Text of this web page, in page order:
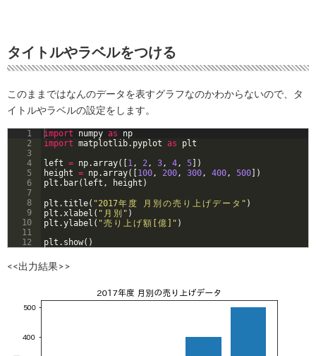
タイトルやラベルをつける
このままではなんのデータを表すグラフなのかわからないので、タ
イトルやラベルの設定をします。
1
2
3
4
5
6
7
8
9
10
11
12
import numpy as
np
import matplotlib. pyplot as
plt
left = np.array([ 1, 2, 3, 4, 5 ])
height = np.array([ 100, 200, 300, 400, 500 ])
plt . bar( left , height )
plt .title( "2017年 度 月 別 の売 り 上 げデ ー タ " )
plt .xlabel ( " 月 別 " )
plt .ylabel ( "売 り 上 げ額 億 ]" )
plt . show( )
<<出力結果>>